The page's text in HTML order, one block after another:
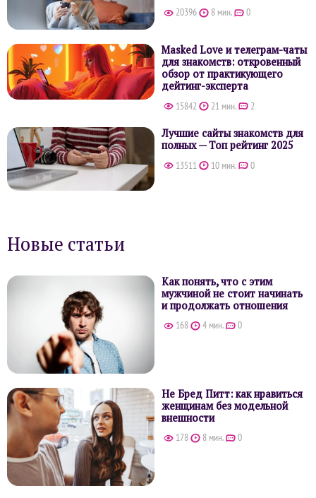
20396 8 мин. 0
Masked Love и телеграм-чаты
для знакомств: откровенный
обзор от практикующего
дейтинг-эксперта
15842 21 мин. 2
Лучшие сайты знакомств для
полных — Топ рейтинг 2025
13511 10 мин. 0
Новые статьи
Как понять, что с этим
мужчиной не стоит начинать
и продолжать отношения
168 4 мин. 0
Не Бред Питт: как нравиться
женщинам без модельной
внешности
178 8 мин. 0